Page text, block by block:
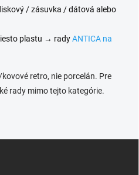
/ zásuvka / dátová alebo
plastu → radyANTICA na
retro, nie porcelán. Pre
rady mimo tejto kategórie.